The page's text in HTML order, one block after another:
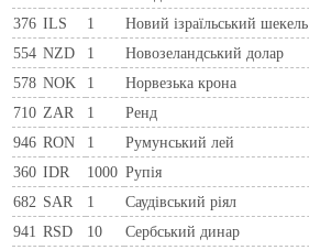
376 ILS 1 Новий ізраїльський шекель
554 NZD 1 Новозеландський долар
578 NOK 1 Норвезька крона
710 ZAR 1 Ренд
946 RON 1 Румунський лей
360 IDR 1000 Рупія
682 SAR 1 Саудівський ріял
941 RSD 10 Сербський динар